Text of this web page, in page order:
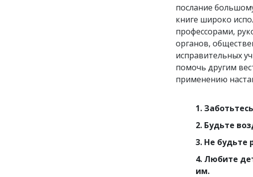
послание
книге широко
профессорами,
органов,
исправительных
помочь другим
применению
1.
2. Будьте
3. Не будьте
4. Любите
им.